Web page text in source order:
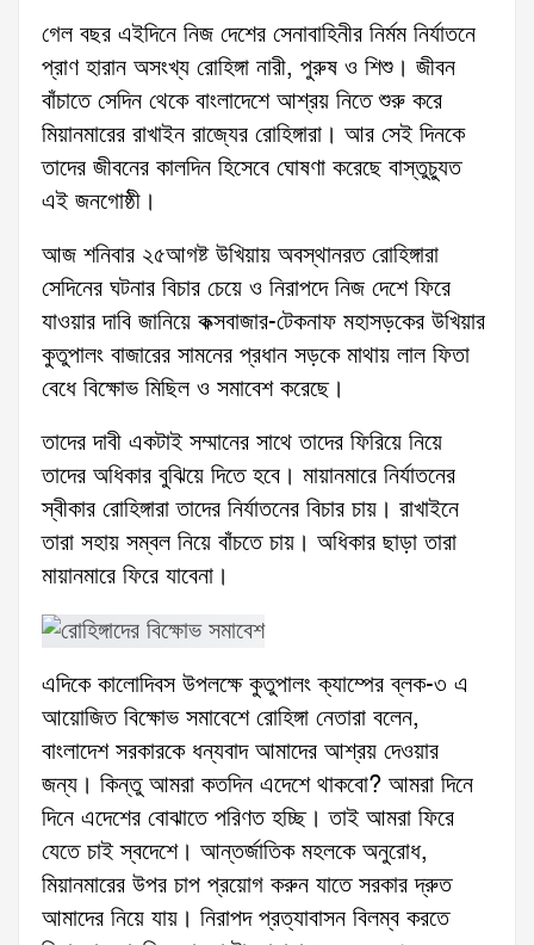
গেল বছর এইদিনে নিজ দেশের সেনাবাহিনীর নির্মম নির্যাতনে
প্রাণ হারান অসংখ্য রোহিঙ্গা নারী, পুরুষ ও শিশু। জীবন
বাঁচাতে সেদিন থেকে বাংলাদেশে আশ্রয় নিতে শুরু করে
মিয়ানমারের রাখাইন রাজ্যের রোহিঙ্গারা। আর সেই দিনকে
তাদের জীবনের কালদিন হিসেবে ঘোষণা করেছে বাস্তুচ্যুত
এই জনগোষ্ঠী।
আজ শনিবার ২৫আগষ্ট উখিয়ায় অবস্থানরত রোহিঙ্গারা
সেদিনের ঘটনার বিচার চেয়ে ও নিরাপদে নিজ দেশে ফিরে
যাওয়ার দাবি জানিয়ে কক্সবাজার-টেকনাফ মহাসড়কের উখিয়ার
কুতুপালং বাজারের সামনের প্রধান সড়কে মাথায় লাল ফিতা
বেধে বিক্ষোভ মিছিল ও সমাবেশ করেছে।
তাদের দাবী একটাই সম্মানের সাথে তাদের ফিরিয়ে নিয়ে
তাদের অধিকার বুঝিয়ে দিতে হবে। মায়ানমারে নির্যাতনের
স্বীকার রোহিঙ্গারা তাদের নির্যাতনের বিচার চায়। রাখাইনে
তারা সহায় সম্বল নিয়ে বাঁচতে চায়। অধিকার ছাড়া তারা
মায়ানমারে ফিরে যাবেনা।
এদিকে কালোদিবস উপলক্ষে কুতুপালং ক্যাম্পের ব্লক-৩ এ
আয়োজিত বিক্ষোভ সমাবেশে রোহিঙ্গা নেতারা বলেন,
বাংলাদেশ সরকারকে ধন্যবাদ আমাদের আশ্রয় দেওয়ার
জন্য। কিন্তু আমরা কতদিন এদেশে থাকবো? আমরা দিনে
দিনে এদেশের বোঝাতে পরিণত হচ্ছি। তাই আমরা ফিরে
যেতে চাই স্বদেশে। আন্তর্জাতিক মহলকে অনুরোধ,
মিয়ানমারের উপর চাপ প্রয়োগ করুন যাতে সরকার দ্রুত
আমাদের নিয়ে যায়। নিরাপদ প্রত্যাবাসন বিলম্ব করতে